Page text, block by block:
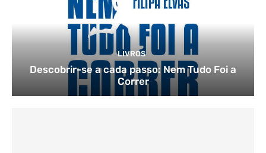
LIVROS
Descobrir-se a cada passo: Nem Tudo Foi a
Correr